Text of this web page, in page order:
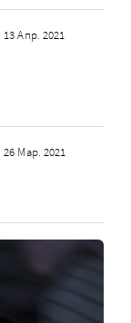
13 Апр. 2021
26 Мар. 2021